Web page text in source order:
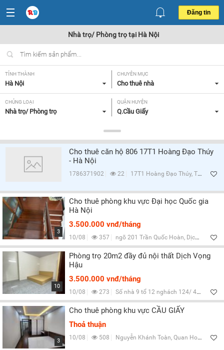
Đăng tin
Nhà trọ/ Phòng trọ tại Hà Nội
TỈNH THÀNH
Hà Nội
CHUYÊN MỤC
Cho thuê nhà
CHỦNG LOẠI
Nhà trọ/ Phòng trọ
QUẬN HUYỆN
Q.Cầu Giấy
Tất cả
TIỆN ÍCH
Tất cả
Cho thuê căn hộ 806 17T1 Hoàng Đạo Thúy
- Hà Nội
1786371902 22 17T1 Hoàng Đạo Thúy, Trung Hòa, Q.Cầu Giấy, Hà Nội
3
Cho thuê phòng khu vực Đại học Quốc gia
Hà Nội
3.500.000 vnđ/tháng
10/08 357 ngõ 201 Trần Quốc Hoàn, Dịch Vọng Hậu, Q.Cầu Giấy, Hà Nội
10
Phòng trọ 20m2 đầy đủ nội thất Dịch Vọng
Hậu
3.500.000 vnđ/tháng
10/08 273 Số nhà 9 tổ 12 nghách 124/ 44 Trần Thái Tông, Dịch Vọng Hậu, Q.Cầu Giấy, Hà Nội
3
Cho thuê phòng khu vực CẦU GIẤY
Thoả thuận
10/08 508 Nguyễn Khánh Toàn, Quan Hoa, Q.Cầu Giấy, Hà Nội